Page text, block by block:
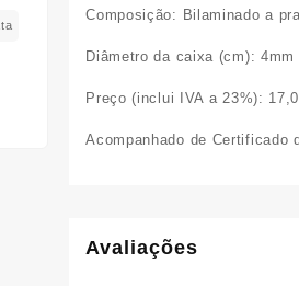
Composição: Bilaminado a
Diâmetro da caixa (cm): 4mm
Preço (inclui IVA a 23%):
Acompanhado de Certificado
Avaliações